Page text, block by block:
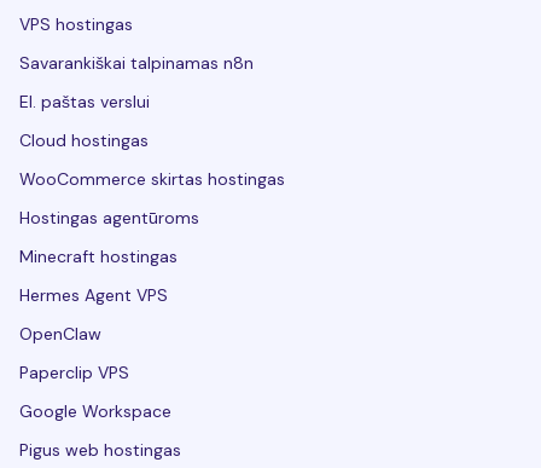
VPS hostingas
Savarankiškai talpinamas n8n
El. paštas verslui
Cloud hostingas
WooCommerce skirtas hostingas
Hostingas agentūroms
Minecraft hostingas
Hermes Agent VPS
OpenClaw
Paperclip VPS
Google Workspace
Pigus web hostingas